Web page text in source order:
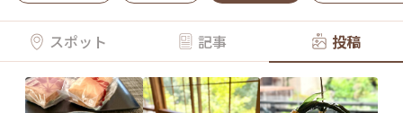
スポット 記事 投稿